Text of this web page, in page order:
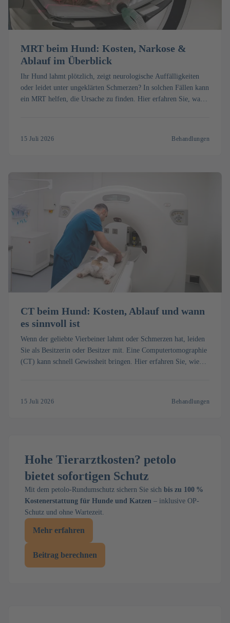
MRT beim Hund: Kosten, Narkose &
Ablauf im Überblick
Ihr Hund lahmt plötzlich, zeigt neurologische Auffälligkeiten
oder leidet unter ungeklärten Schmerzen? In solchen Fällen kann
ein MRT helfen, die Ursache zu finden. Hier erfahren Sie, was
15 Juli 2026 Behandlungen
CT beim Hund: Kosten, Ablauf und wann
es sinnvoll ist
Wenn der geliebte Vierbeiner lahmt oder Schmerzen hat, leiden
Sie als Besitzerin oder Besitzer mit. Eine Computertomographie
(CT) kann schnell Gewissheit bringen. Hier erfahren Sie, wie
15 Juli 2026 Behandlungen
Hohe Tierarztkosten? petolo
bietet sofortigen Schutz
Mit dem petolo-Rundumschutz sichern Sie sich bis zu 100 %
Kostenerstattung für Hunde und Katzen – inklusive OP-
Schutz und ohne Wartezeit.
Mehr erfahren
Beitrag berechnen